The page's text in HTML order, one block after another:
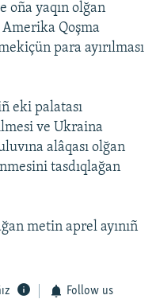
oña yaqın olğan
Qoşma
para ayırılması
eki palatası
ve Ukraina
alâqası olğan
tasdıqlağan
metin aprel ayınıñ
Follow us